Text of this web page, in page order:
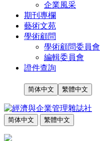
企業風采
期刊專欄
藝術文苑
學術顧問
學術顧問委員會
編輯委員會
證件查詢
简体中文 繁體中文
简体中文 繁體中文